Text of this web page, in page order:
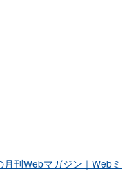
月刊Webマガジン｜Webミ